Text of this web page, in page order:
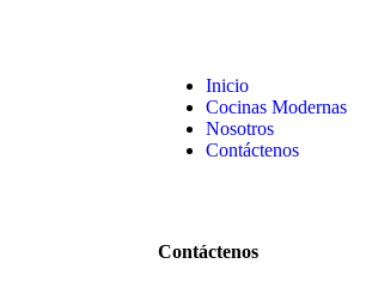
Inicio
Cocinas Modernas
Nosotros
Contáctenos
Contáctenos